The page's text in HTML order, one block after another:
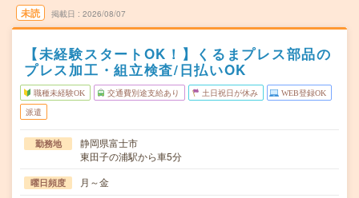
未読 掲載日 2026/08/07
【未経験スタートOK！】くるまプレス部品の
プレス加工・組立検査/日払いOK
職種未経験OK 交通費別途支給あり 土日祝日が休み WEB登録OK
派遣
勤務地
静岡県富士市
東田子の浦駅から車5分
曜日頻度 月～金